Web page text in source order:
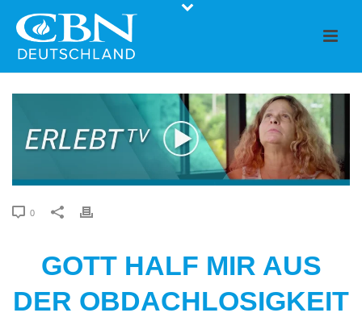
0
GOTT HALF MIR AUS
DER OBDACHLOSIGKEIT